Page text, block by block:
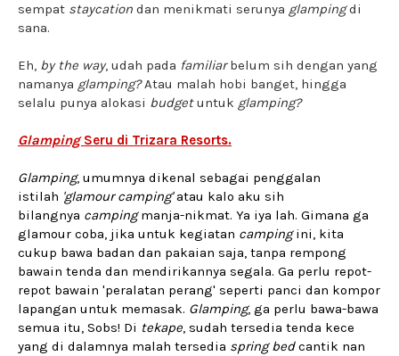
sempat staycation dan menikmati serunya glampingdi
sana.
Eh, by the way, udah pada familiarbelum sih dengan yang
namanya glamping?Atau malah hobi banget, hingga
selalu punya alokasi budgetuntuk glamping?
GlampingSeru di Trizara Resorts.
Glamping, umumnya dikenal sebagai penggalan
istilah 'glamour camping'atau kalo aku sih
bilangnya campingmanja-nikmat. Ya iya lah. Gimana ga
glamour coba, jika untuk kegiatan campingini, kita
cukup bawa badan dan pakaian saja, tanpa rempong
bawain tenda dan mendirikannya segala. Ga perlu repot-
repot bawain 'peralatan perang' seperti panci dan kompor
lapangan untuk memasak. Glamping, ga perlu bawa-bawa
semua itu, Sobs! Di tekape, sudah tersedia tenda kece
yang di dalamnya malah tersedia spring bedcantik nan